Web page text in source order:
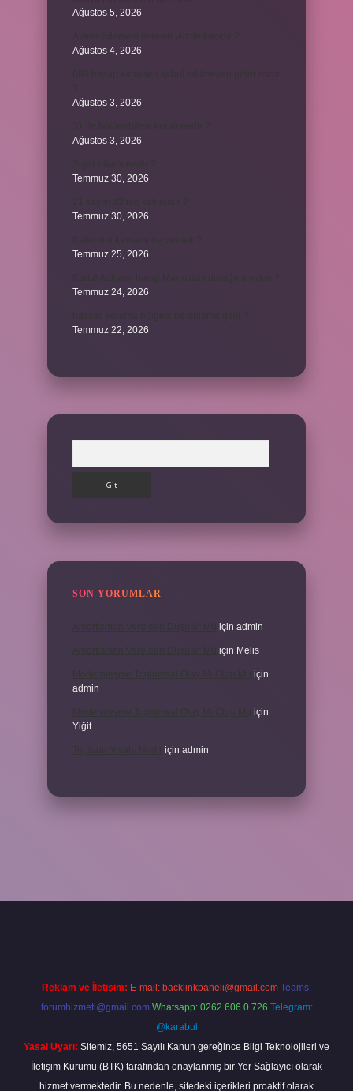
Ağustos 5, 2026
Ağustos 4, 2026
Ağustos 3, 2026
Ağustos 3, 2026
Temmuz 30, 2026
Temmuz 30, 2026
Temmuz 25, 2026
Temmuz 24, 2026
Temmuz 22, 2026
SON YORUMLAR
için admin
için Melis
için
admin
için
Yiğit
için admin
Reklam ve İletişim: E-mail: backlinkpaneli@gmail.com Teams:
forumhizmeti@gmail.com Whatsapp: 0262 606 0 726 Telegram:
@karabul
Yasal Uyarı: Sitemiz, 5651 Sayılı Kanun gereğince Bilgi Teknolojileri ve
İletişim Kurumu (BTK) tarafından onaylanmış bir Yer Sağlayıcı olarak
hizmet vermektedir. Bu nedenle, sitedeki içerikleri proaktif olarak